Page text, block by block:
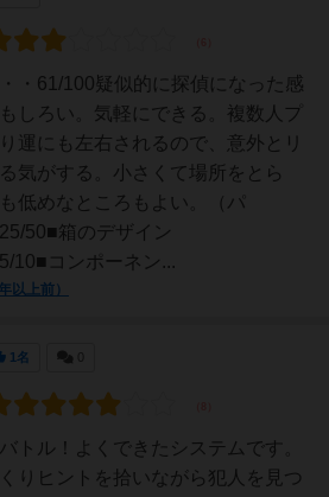
・・61/100疑似的に探偵になった感
もしろい。気軽にできる。複数人プ
運にも左右されるので、意外とリ
気がする。小さくて場所をとら
低めなところもよい。（パ
50■箱のデザイン
コンポーネン...
以上前）
1名
トル！よくできたシステムです。
りヒントを拾いながら犯人を見つ